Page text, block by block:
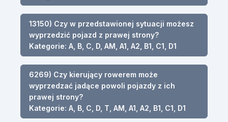
13150) Czy w przedstawionej sytuacji możesz
wyprzedzić pojazd z prawej strony?
Kategorie: A, B, C, D, AM, A1, A2, B1, C1, D1
6269) Czy kierujący rowerem może
wyprzedzać jadące powoli pojazdy z ich
prawej strony?
Kategorie: A, B, C, D, T, AM, A1, A2, B1, C1, D1